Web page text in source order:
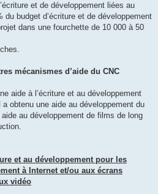
et de développement liées au
budget d’écriture et de développement
dans une fourchette de 10 000 à 50
mécanismes d’aide du CNC
aide à l’écriture et au développement
obtenu une aide au développement du
aide au développement de films de long
et au développement pour les
à Internet et/ou aux écrans
vidéo